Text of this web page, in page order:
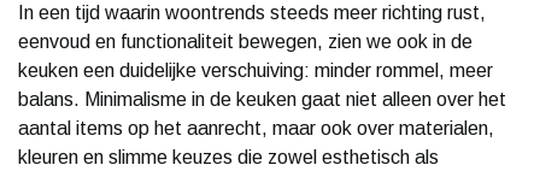
In een tijd waarin woontrends steeds meer richting rust,
eenvoud en functionaliteit bewegen, zien we ook in de
keuken een duidelijke verschuiving: minder rommel, meer
balans. Minimalisme in de keuken gaat niet alleen over het
aantal items op het aanrecht, maar ook over materialen,
kleuren en slimme keuzes die zowel esthetisch als